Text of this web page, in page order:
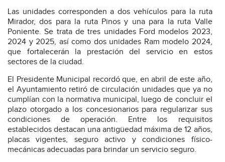
Las unidades corresponden a dos vehículos para la ruta
Mirador, dos para la ruta Pinos y una para la ruta Valle
Poniente. Se trata de tres unidades Ford modelos 2023,
2024 y 2025, así como dos unidades Ram modelo 2024,
que fortalecerán la prestación del servicio en estos
sectores de la ciudad.
El Presidente Municipal recordó que, en abril de este año,
el Ayuntamiento retiró de circulación unidades que ya no
cumplían con la normativa municipal, luego de concluir el
plazo otorgado a los concesionarios para regularizar sus
condiciones de operación. Entre los requisitos
establecidos destacan una antigüedad máxima de 12 años,
placas vigentes, seguro activo y condiciones físico-
mecánicas adecuadas para brindar un servicio seguro.